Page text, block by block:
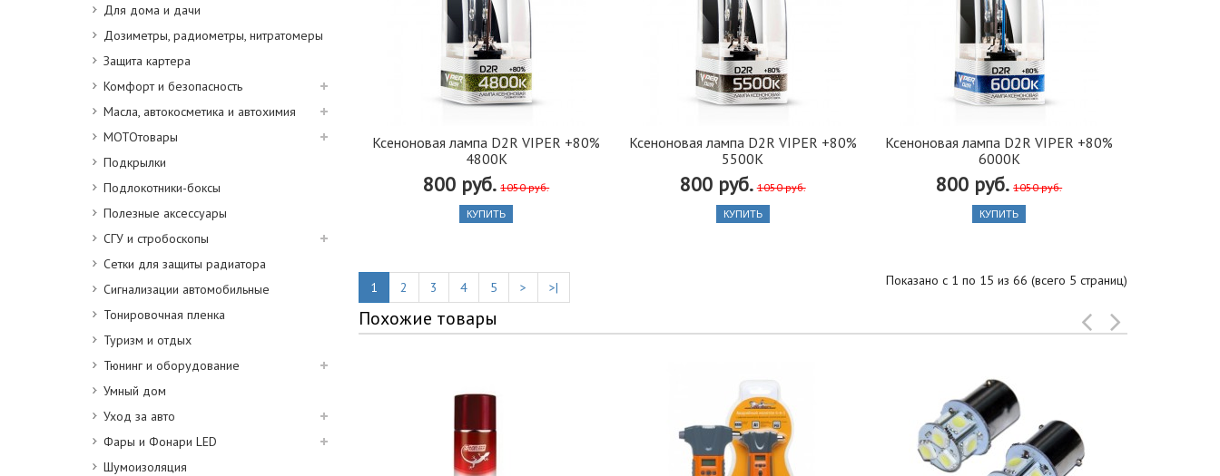
Для дома и дачи
Дозиметры, радиометры, нитратомеры
Защита картера
Комфорт и безопасность
Масла, автокосметика и автохимия
МОТОтовары
Подкрылки
Подлокотники-боксы
Полезные аксессуары
СГУ и стробоскопы
Сетки для защиты радиатора
Сигнализации автомобильные
Тонировочная пленка
Туризм и отдых
Тюнинг и оборудование
Умный дом
Уход за авто
Фары и Фонари LED
Шумоизоляция
Ксеноновая лампа D2R VIPER +80%
4800K
800 руб. 1050 руб.
КУПИТЬ
Ксеноновая лампа D2R VIPER +80%
5500K
800 руб. 1050 руб.
КУПИТЬ
Ксеноновая лампа D2R VIPER +80%
6000K
800 руб. 1050 руб.
КУПИТЬ
1 2 3 4 5 > >| Показано с 1 по 15 из 66 (всего 5 страниц)
Похожие товары